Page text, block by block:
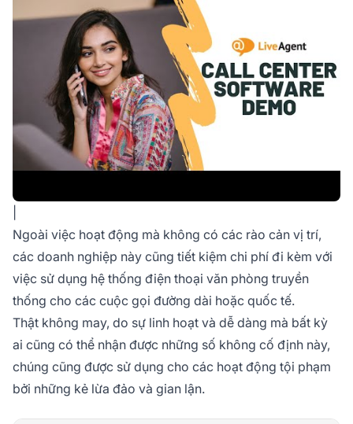
Ngoài việc hoạt động mà không có các rào cản vị trí,
các doanh nghiệp này cũng tiết kiệm chi phí đi kèm với
việc sử dụng hệ thống điện thoại văn phòng truyền
thống cho các cuộc gọi đường dài hoặc quốc tế.
Thật không may, do sự linh hoạt và dễ dàng mà bất kỳ
ai cũng có thể nhận được những số không cố định này,
chúng cũng được sử dụng cho các hoạt động tội phạm
bởi những kẻ lừa đảo và gian lận.